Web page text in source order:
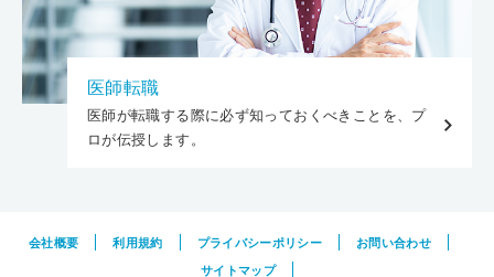
医師転職
医師が転職する際に必ず知っておくべきことを、プ
ロが伝授します。
会社概要 利用規約 プライバシーポリシー
お問い合わせ
サイトマップ